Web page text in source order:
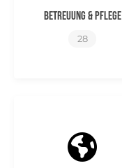
Betreuung & Pflege
28